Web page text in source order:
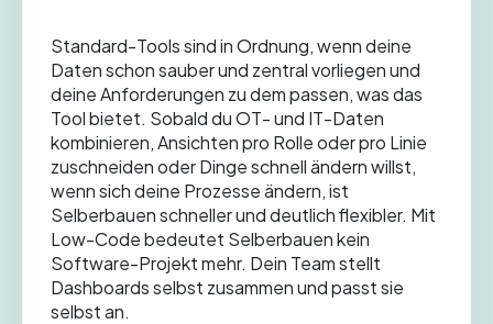
Standard-Tools sind in Ordnung, wenn deine
Daten schon sauber und zentral vorliegen und
deine Anforderungen zu dem passen, was das
Tool bietet. Sobald du OT- und IT-Daten
kombinieren, Ansichten pro Rolle oder pro Linie
zuschneiden oder Dinge schnell ändern willst,
wenn sich deine Prozesse ändern, ist
Selberbauen schneller und deutlich flexibler. Mit
Low-Code bedeutet Selberbauen kein
Software-Projekt mehr. Dein Team stellt
Dashboards selbst zusammen und passt sie
selbst an.